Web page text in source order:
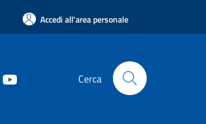
Accedi all'area personale
Cerca